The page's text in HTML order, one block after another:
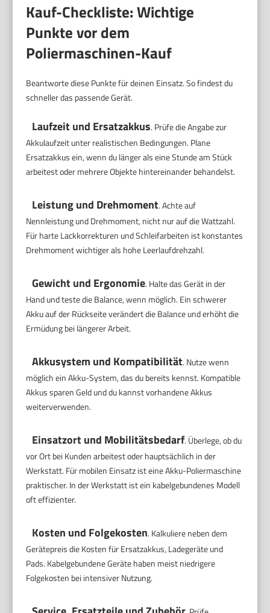
Kauf-Checkliste: Wichtige
Punkte vor dem
Poliermaschinen-Kauf
Beantworte diese Punkte für deinen Einsatz. So findest du
schneller das passende Gerät.
Laufzeit und Ersatzakkus. Prüfe die Angabe zur
Akkulaufzeit unter realistischen Bedingungen. Plane
Ersatzakkus ein, wenn du länger als eine Stunde am Stück
arbeitest oder mehrere Objekte hintereinander behandelst.
Leistung und Drehmoment. Achte auf
Nennleistung und Drehmoment, nicht nur auf die Wattzahl.
Für harte Lackkorrekturen und Schleifarbeiten ist konstantes
Drehmoment wichtiger als hohe Leerlaufdrehzahl.
Gewicht und Ergonomie. Halte das Gerät in der
Hand und teste die Balance, wenn möglich. Ein schwerer
Akku auf der Rückseite verändert die Balance und erhöht die
Ermüdung bei längerer Arbeit.
Akkusystem und Kompatibilität. Nutze wenn
möglich ein Akku-System, das du bereits kennst. Kompatible
Akkus sparen Geld und du kannst vorhandene Akkus
weiterverwenden.
Einsatzort und Mobilitätsbedarf. Überlege, ob du
vor Ort bei Kunden arbeitest oder hauptsächlich in der
Werkstatt. Für mobilen Einsatz ist eine Akku-Poliermaschine
praktischer. In der Werkstatt ist ein kabelgebundenes Modell
oft effizienter.
Kosten und Folgekosten. Kalkuliere neben dem
Gerätepreis die Kosten für Ersatzakkus, Ladegeräte und
Pads. Kabelgebundene Geräte haben meist niedrigere
Folgekosten bei intensiver Nutzung.